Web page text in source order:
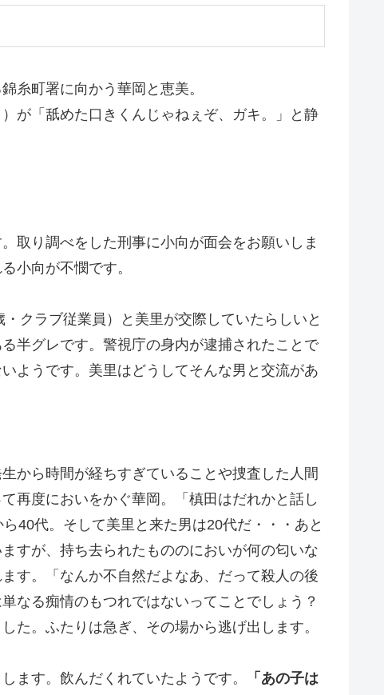
糸町署に向かう華岡と恵美。
が「舐めた口きくんじゃねぇぞ、ガキ。」と静
取り調べをした刑事に小向が面会をお願いしま
小向が不憫です。
クラブ従業員）と美里が交際していたらしいと
半グレです。警視庁の身内が逮捕されたことで
ようです。美里はどうしてそんな男と交流があ
から時間が経ちすぎていることや捜査した人間
再度においをかぐ華岡。「槙田はだれかと話し
40代。そして美里と来た男は20代だ・・・あと
すが、持ち去られたもののにおいが何の匂いな
す。「なんか不自然だよなあ、だって殺人の後
なる痴情のもつれではないってことでしょう？
た。ふたりは急ぎ、その場から逃げ出します。
ます。飲んだくれていたようです。
「あの子は